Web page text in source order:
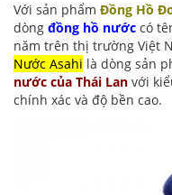
Với sản phẩm Đồng Hồ
dòng đồng hồ nước có
năm trên thị trường Việt
Nước Asahi là dòng sản
nước của Thái Lan với
chính xác và độ bền cao.